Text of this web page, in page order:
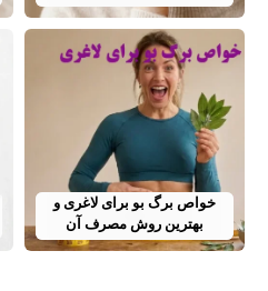
خواص برگ بو برای لاغری و
بهترین روش مصرف آن